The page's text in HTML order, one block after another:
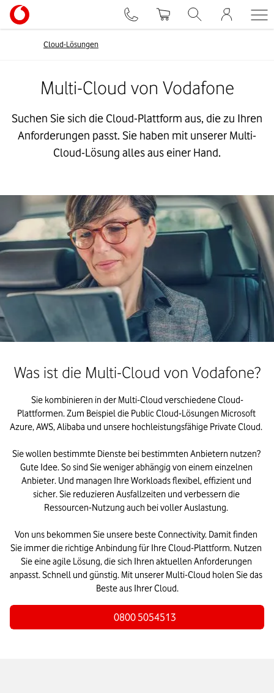
Cloud-Lösungen
Multi-Cloud von Vodafone
Suchen Sie sich die Cloud-Plattform aus, die zu Ihren
Anforderungen passt. Sie haben mit unserer Multi-
Cloud-Lösung alles aus einer Hand.
Was ist die Multi-Cloud von Vodafone?
Sie kombinieren in der Multi-Cloud verschiedene Cloud-
Plattformen. Zum Beispiel die Public Cloud-Lösungen Microsoft
Azure, AWS, Alibaba und unsere hochleistungsfähige Private Cloud.
Sie wollen bestimmte Dienste bei bestimmten Anbietern nutzen?
Gute Idee. So sind Sie weniger abhängig von einem einzelnen
Anbieter. Und managen Ihre Workloads flexibel, effizient und
sicher. Sie reduzieren Ausfallzeiten und verbessern die
Ressourcen-Nutzung auch bei voller Auslastung.
Von uns bekommen Sie unsere beste Connectivity. Damit finden
Sie immer die richtige Anbindung für Ihre Cloud-Plattform. Nutzen
Sie eine agile Lösung, die sich Ihren aktuellen Anforderungen
anpasst. Schnell und günstig. Mit unserer Multi-Cloud holen Sie das
Beste aus Ihrer Cloud.
0800 5054513